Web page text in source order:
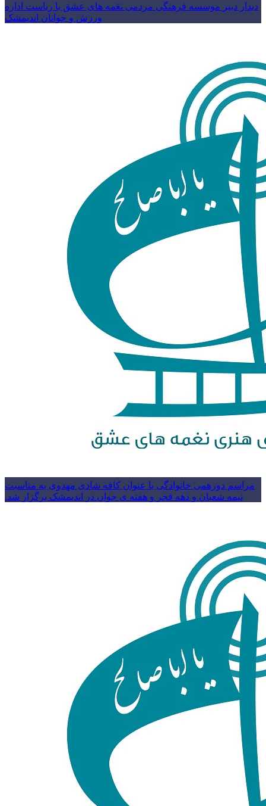
دیدار دبیر موسسه فرهنگی مردمی نغمه های عشق با ریاست اداره
ورزش و جوانان اندیمشک
مراسم دورهمی خانوادگی با عنوان کافه شادی مهدوی به مناسبت
نیمه شعبان و دهه فجر و هفته ی جوان در اندیمشک برگزار شد.